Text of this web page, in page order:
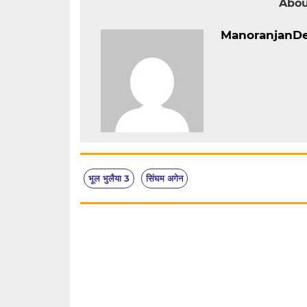
भूल भुलैया 3 सिंघम अगेन